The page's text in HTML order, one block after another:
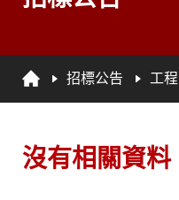
招標公告 工程
沒有相關資料